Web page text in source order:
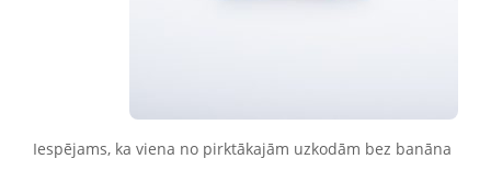
Iespējams, ka viena no pirktākajām uzkodām bez banāna